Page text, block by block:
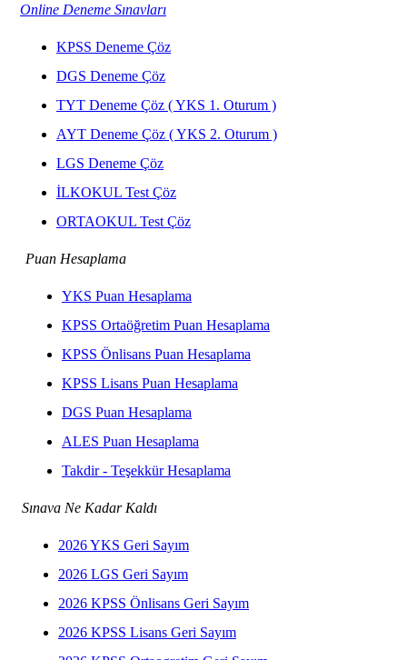
Online Deneme Sınavları
KPSS Deneme Çöz
DGS Deneme Çöz
TYT Deneme Çöz ( YKS 1. Oturum )
AYT Deneme Çöz ( YKS 2. Oturum )
LGS Deneme Çöz
İLKOKUL Test Çöz
ORTAOKUL Test Çöz
Puan Hesaplama
YKS Puan Hesaplama
KPSS Ortaöğretim Puan Hesaplama
KPSS Önlisans Puan Hesaplama
KPSS Lisans Puan Hesaplama
DGS Puan Hesaplama
ALES Puan Hesaplama
Takdir - Teşekkür Hesaplama
Sınava Ne Kadar Kaldı
2026 YKS Geri Sayım
2026 LGS Geri Sayım
2026 KPSS Önlisans Geri Sayım
2026 KPSS Lisans Geri Sayım